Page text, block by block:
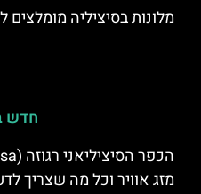
מלונות בסיציליה
חדש
מזג אוויר וכל מה שצריך